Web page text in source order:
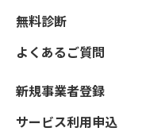
無料診断
よくあるご質問
新規事業者登録
サービス利用申込